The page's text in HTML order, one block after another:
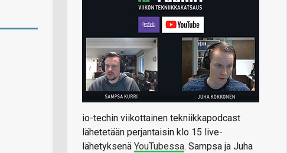
io-techin viikottainen tekniikkapodcast
lähetetään perjantaisin klo 15 live-
lähetyksenä YouTubessa. Sampsa ja Juha